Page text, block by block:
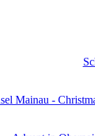
Mainau -